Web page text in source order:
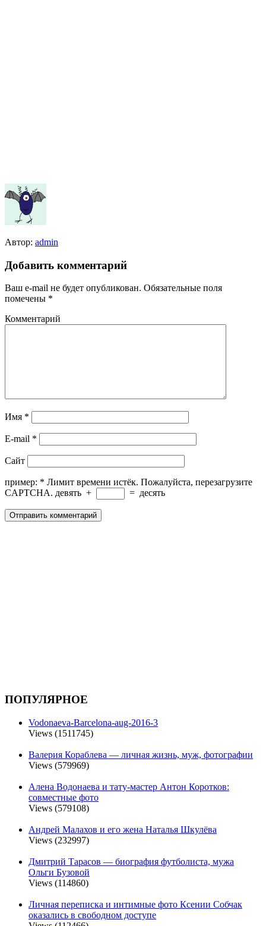
Автор: admin
Добавить комментарий
Ваш e-mail не будет опубликован. Обязательные поля
помечены *
Комментарий
Имя *
E-mail *
Сайт
пример: * Лимит времени истёк. Пожалуйста, перезагрузите
CAPTCHA. девять + = десять
ПОПУЛЯРНОЕ
Vodonaeva-Barcelona-aug-2016-3
Views (1511745)
Валерия Кораблева — личная жизнь, муж, фотографии
Views (579969)
Алена Водонаева и тату-мастер Антон Коротков:
совместные фото
Views (579108)
Андрей Малахов и его жена Наталья Шкулёва
Views (232997)
Дмитрий Тарасов — биография футболиста, мужа
Ольги Бузовой
Views (114860)
Личная переписка и интимные фото Ксении Собчак
оказались в свободном доступе